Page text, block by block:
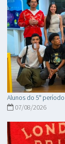
Alunos do 5°
07/08/2026